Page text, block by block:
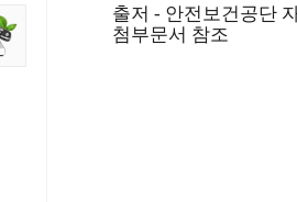
출저 - 안전보건공단
첨부문서 참조